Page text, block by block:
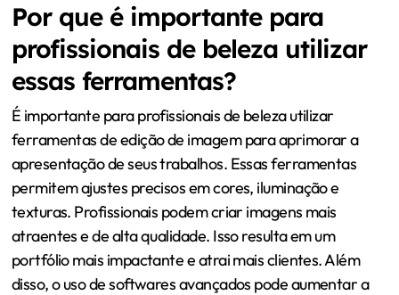
Por que é importante para
profissionais de beleza utilizar
essas ferramentas?
É importante para profissionais de beleza utilizar
ferramentas de edição de imagem para aprimorar a
apresentação de seus trabalhos. Essas ferramentas
permitem ajustes precisos em cores, iluminação e
texturas. Profissionais podem criar imagens mais
atraentes e de alta qualidade. Isso resulta em um
portfólio mais impactante e atrai mais clientes. Além
disso, o uso de softwares avançados pode aumentar a